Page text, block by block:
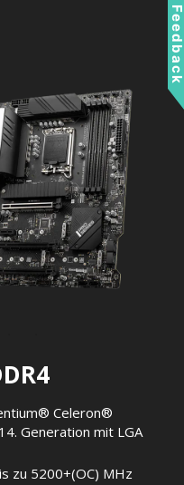
Celeron®
Generation mit LGA
zu 5200+(OC) MHz